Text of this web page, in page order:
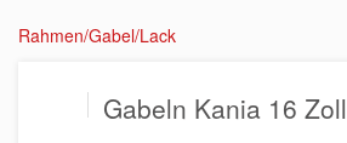
Rahmen/Gabel/Lack
Gabeln Kania 16 Zoll